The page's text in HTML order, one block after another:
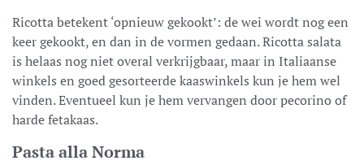
Ricotta betekent ‘opnieuw gekookt’: de wei wordt nog een
keer gekookt, en dan in de vormen gedaan. Ricotta salata
is helaas nog niet overal verkrijgbaar, maar in Italiaanse
winkels en goed gesorteerde kaaswinkels kun je hem wel
vinden. Eventueel kun je hem vervangen door pecorino of
harde fetakaas.
Pasta alla Norma